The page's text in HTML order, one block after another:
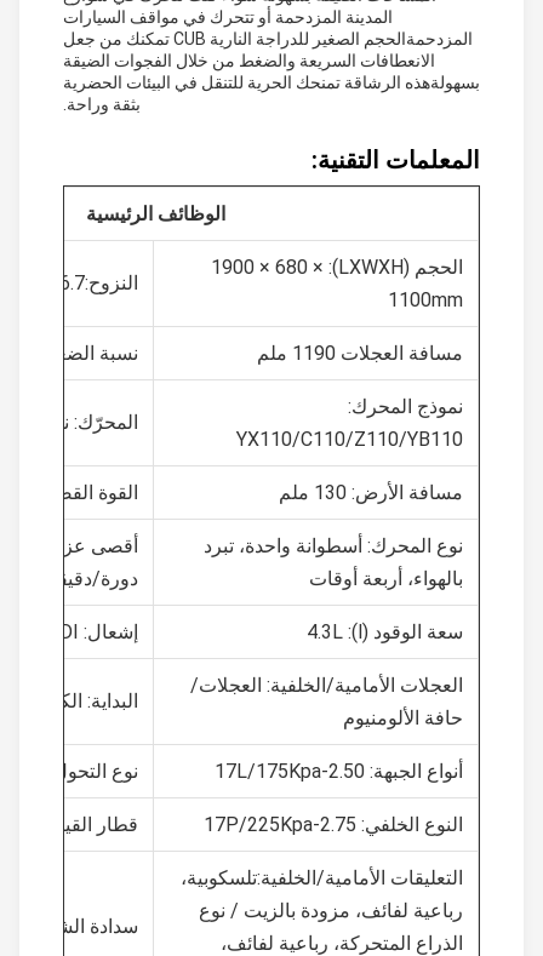
المدينة المزدحمة أو تتحرك في مواقف السيارات
المزدحمةالحجم الصغير للدراجة النارية CUB تمكنك من جعل
الانعطافات السريعة والضغط من خلال الفجوات الضيقة
بسهولةهذه الرشاقة تمنحك الحرية للتنقل في البيئات الحضرية
بثقة وراحة.
المعلمات التقنية:
الوظائف الرئيسية
الحجم (LXWXH): 1900 × 680 ×
1100mm
النزوح:106.7
مسافة العجلات 1190 ملم نسبة الضغط:9:1
نموذج المحرك:
YX110/C110/Z110/YB110
المحرّك: نوع الفراغ
مسافة الأرض: 130 ملم القوة القصوى:5.1kw/8000r/min
نوع المحرك: أسطوانة واحدة، تبرد
بالهواء، أربعة أوقات
دورة/دقيقة)
سعة الوقود (l): 4.3L إشعال: CDI
العجلات الأمامية/الخلفية: العجلات/
حافة الألومنيوم
البداية: الكهربائية /
أنواع الجبهة: 2.50-17L/175Kpa نوع التحول: 1-N-2-3-4
النوع الخلفي: 2.75-17P/225Kpa قطار القيادة: سلسلة
التعليقات الأمامية/الخلفية:تلسكوبية،
رباعية لفائف، مزودة بالزيت / نوع
الذراع المتحركة، رباعية لفائف،
سدادة الشرارة:A6RTC/CR6HSA